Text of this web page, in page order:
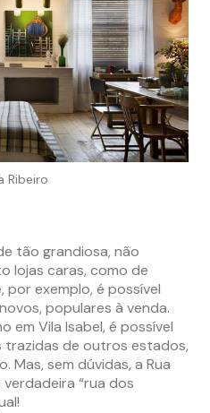
Ribeiro
tão grandiosa, não
lojas caras, como de
por exemplo, é possível
populares à venda.
em Vila Isabel, é possível
trazidas de outros estados,
Mas, sem dúvidas, a Rua
“rua dos